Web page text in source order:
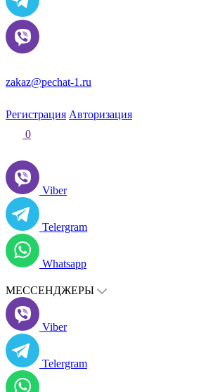
zakaz@pechat-1.ru
Регистрация Авторизация
0
Viber
Telergram
Whatsapp
МЕССЕНДЖЕРЫ
Viber
Telergram